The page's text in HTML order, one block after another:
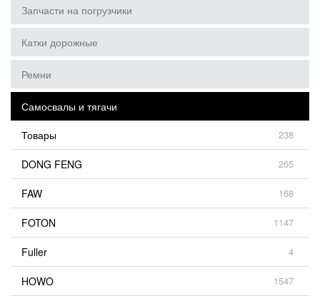
Запчасти на погрузчики
Катки дорожные
Ремни
Самосвалы и тягачи
Товары
238
DONG FENG 265
FAW 168
FOTON 1147
Fuller 4
HOWO 1547